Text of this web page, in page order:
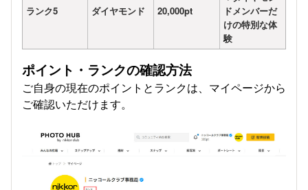
ランク5 ダイヤモンド 20,000pt
ドメンバーだ
けの特別な体
験
ポイント・ランクの確認方法
ご自身の現在のポイントとランクは、マイページから
ご確認いただけます。